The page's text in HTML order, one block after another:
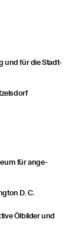
und für die Stadt­
für ange­
D. C.
Ölbil­der und